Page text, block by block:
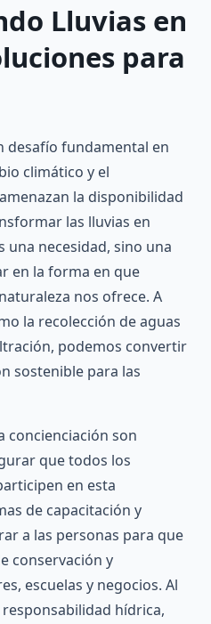
Lluvias en
para
desafío fundamental en
climático y el
la disponibilidad
las lluvias en
una necesidad, sino una
en la forma en que
nos ofrece. A
la recolección de aguas
podemos convertir
sostenible para las
concienciación son
que todos los
en esta
de capacitación y
a las personas para que
conservación y
escuelas y negocios. Al
hídrica,